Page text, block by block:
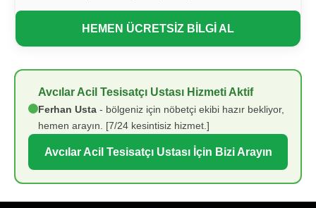
HEMEN ÜCRETSİZ BİLGİ AL
Avcılar Acil Tesisatçı Ustası Hizmeti Aktif
Ferhan Usta - bölgeniz için nöbetçi ekibi hazır bekliyor,
hemen arayın. [7/24 kesintisiz hizmet.]
Avcılar Acil Tesisatçı Ustası İçin Bizi Arayın